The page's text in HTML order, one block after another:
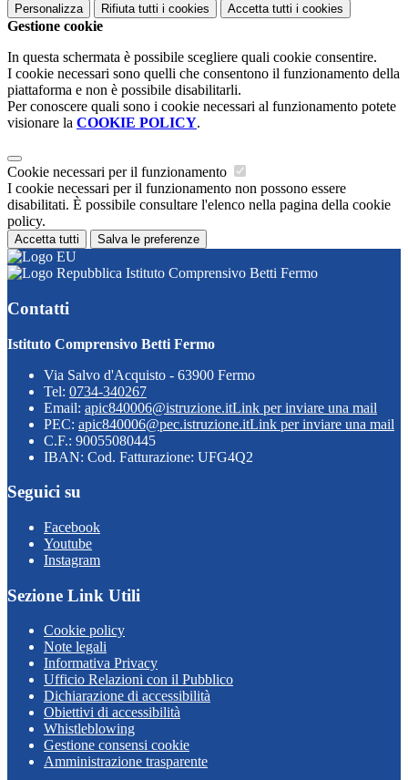
Personalizza Rifiuta tutti i cookies Accetta tutti i cookies
Gestione cookie
In questa schermata è possibile scegliere quali cookie consentire.
I cookie necessari sono quelli che consentono il funzionamento della
piattaforma e non è possibile disabilitarli.
Per conoscere quali sono i cookie necessari al funzionamento potete
visionare la COOKIE POLICY.
Cookie necessari per il funzionamento
I cookie necessari per il funzionamento non possono essere
disabilitati. È possibile consultare l'elenco nella pagina della cookie
policy.
Accetta tutti Salva le preferenze
Istituto Comprensivo Betti Fermo
Contatti
Istituto Comprensivo Betti Fermo
Via Salvo d'Acquisto - 63900 Fermo
Tel: 0734-340267
Email: apic840006@istruzione.itLink per inviare una mail
PEC: apic840006@pec.istruzione.itLink per inviare una mail
C.F.: 90055080445
IBAN: Cod. Fatturazione: UFG4Q2
Seguici su
Facebook
Youtube
Instagram
Sezione Link Utili
Cookie policy
Note legali
Informativa Privacy
Ufficio Relazioni con il Pubblico
Dichiarazione di accessibilità
Obiettivi di accessibilità
Whistleblowing
Gestione consensi cookie
Amministrazione trasparente